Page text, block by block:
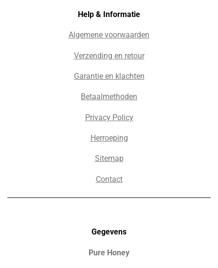
Help & Informatie
Algemene voorwaarden
Verzending en retour
Garantie en klachten
Betaalmethoden
Privacy Policy
Herroeping
Sitemap
Contact
Gegevens
Pure Honey